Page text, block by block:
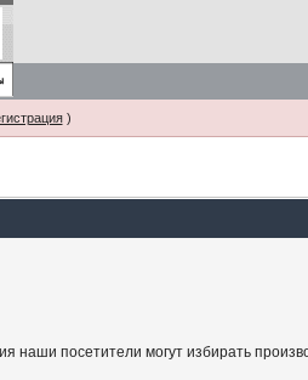
)
посетители могут избирать